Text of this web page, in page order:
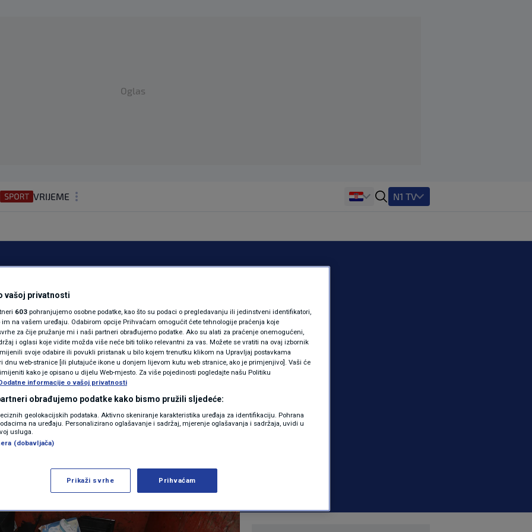
Oglas
VRIJEME
REGIJA
MAGAZIN
KOLUMNE
N1(DIS)INFO
KLIMATSKE PROMJENE
FOTO
VIDEO
N1 TV
hladnjak,
razne
Evo kako ih
zbrinuti
22:35 21:55 VIJESTI 0 komentara
Više
vašoj privatnosti
603 pohranjujemo osobne podatke, kao što su podaci o pregledavanju ili jedinstveni identifikatori,
na vašem uređaju. Odabirom opcije Prihvaćam omogućit ćete tehnologije praćenja koje
za čije pružanje mi i naši partneri obrađujemo podatke. Ako su alati za praćenje onemogućeni,
i oglasi koje vidite možda više neće biti toliko relevantni za vas. Možete se vratiti na ovaj izbornik
svoje odabire ili povukli pristanak u bilo kojem trenutku klikom na Upravljaj postavkama
dnu web-stranice [ili plutajuće ikone u donjem lijevom kutu web stranice, ako je primjenjivo]. Vaši će
kako je opisano u dijelu Web-mjesto. Za više pojedinosti pogledajte našu Politiku
informacije o vašoj privatnosti
obrađujemo podatke kako bismo pružili sljedeće:
geolokacijskih podataka. Aktivno skeniranje karakteristika uređaja za identifikaciju. Pohrana
na uređaju. Personalizirano oglašavanje i sadržaj, mjerenje oglašavanja i sadržaja, uvidi u
usluga.
(dobavljača)
Prikaži svrhe Prihvaćam